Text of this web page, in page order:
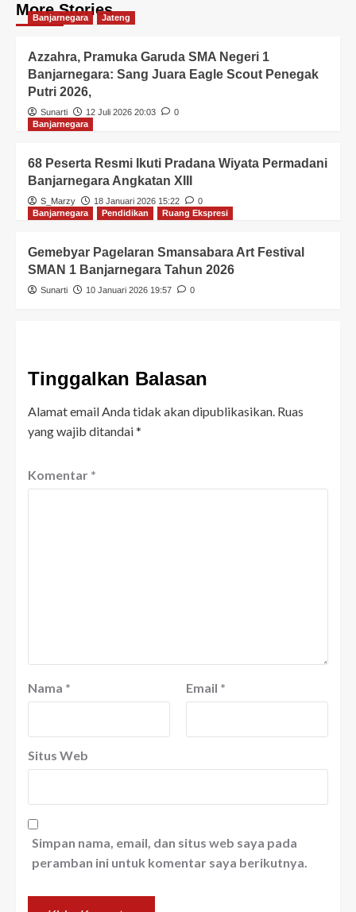
More Stories
Banjarnegara Jateng
Azzahra, Pramuka Garuda SMA Negeri 1
Banjarnegara: Sang Juara Eagle Scout Penegak
Putri 2026,
Sunarti 12 Juli 2026 20:03
0
Banjarnegara
68 Peserta Resmi Ikuti Pradana Wiyata Permadani
Banjarnegara Angkatan XIII
S_Marzy 18 Januari 2026 15:22
0
Banjarnegara
Pendidikan Ruang Ekspresi
Gemebyar Pagelaran Smansabara Art Festival
SMAN 1 Banjarnegara Tahun 2026
Sunarti 10 Januari 2026 19:57 0
Tinggalkan Balasan
Alamat email Anda tidak akan dipublikasikan. Ruas
yang wajib ditandai*
Komentar *
Nama * Email *
Situs Web
Simpan nama, email, dan situs web saya pada
peramban ini untuk komentar saya berikutnya.